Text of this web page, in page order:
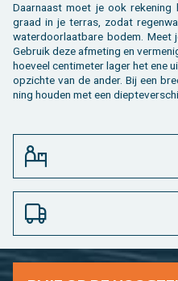
Daar­naast moet je ook
graad in je ter­ras, zodat
wa­ter­door­laat­ba­re bodem. Meet
Ge­bruik deze af­me­ting en
hoe­veel cen­ti­me­ter lager het ene
op­zich­te van de ander. Bij een
ning hou­den met een